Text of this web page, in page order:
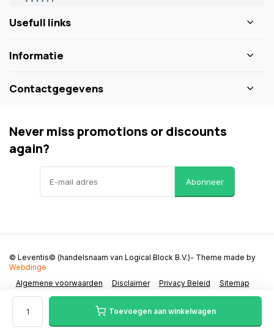
Toevoegen aan winkelwagen
Usefull links
Informatie
Contactgegevens
Never miss promotions or discounts
again?
Abonneer
Algemene voorwaarden Disclaimer Privacy Beleid Sitemap
© Leventis© (handelsnaam van Logical Block B.V.)- Theme made by
Webdinge